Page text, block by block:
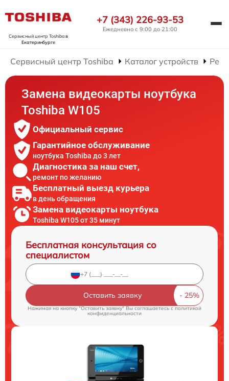
Сервисный центр Toshibaв
Екатеринбурге
+7 (343) 226-93-53
Ежедневно с 9:00 до 21:00
Сервисный центр Toshiba Каталог устройств
Замена видеокарты ноутбука
Toshiba W105
Официальный сервис
Гарантийное обслуживание
ноутбука Toshiba до 3 лет
Диагностика за наш счет,
ремонт по желанию
Бесплатный выезд курьера
в день обращения
Замена видеокарты ноутбука
Toshiba W105 от 35 минут
Бесплатная консультация со
специалистом
Оставить заявку
Нажимая на кнопку "Оставить заявку" Вы соглашаетесь cполитикой
конфиденциальности